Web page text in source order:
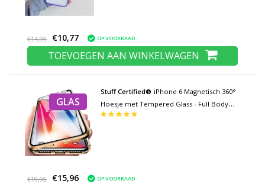
€14,95 €10,77 OP VOORRAAD
TOEVOEGEN AAN WINKELWAGEN
GLAS
Stuff Certified® iPhone 6 Magnetisch 360°
Hoesje met Tempered Glass - Full Body
Cover Hoesje + Screenprotector Goud
€19,95 €15,96 OP VOORRAAD